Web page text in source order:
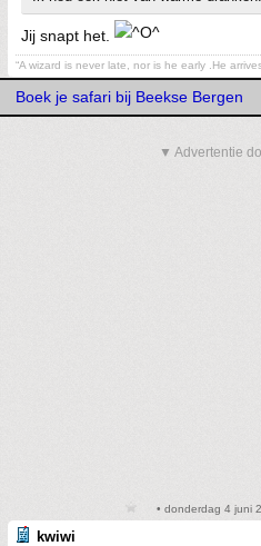
Jij snapt het.
“A wizard is never late, nor is he early .He
Boek je safari bij Beekse Bergen
▼ Advertentie
• donderdag 4 juni
kwiwi